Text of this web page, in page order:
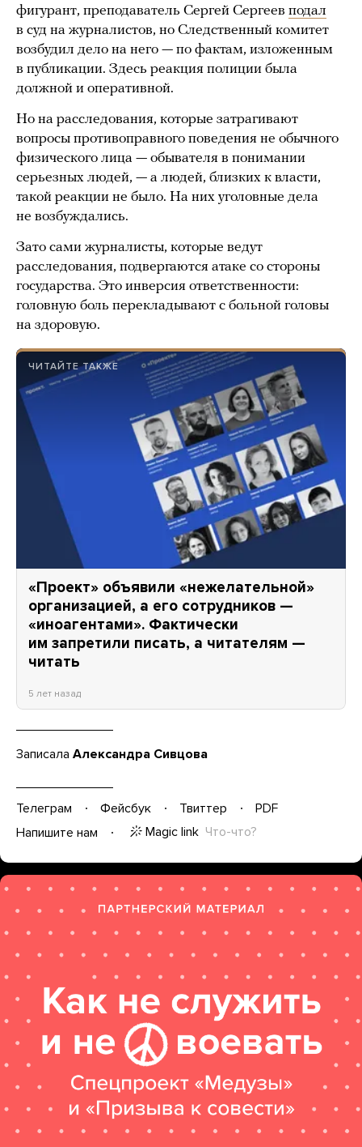
фигурант, преподаватель Сергей Сергеев подал
в суд на журналистов, но Следственный комитет
возбудил дело на него — по фактам, изложенным
в публикации. Здесь реакция полиции была
должной и оперативной.
Но на расследования, которые затрагивают
вопросы противоправного поведения не обычного
физического лица — обывателя в понимании
серьезных людей, — а людей, близких к власти,
такой реакции не было. На них уголовные дела
не возбуждались.
Зато сами журналисты, которые ведут
расследования, подвергаются атаке со стороны
государства. Это инверсия ответственности:
головную боль перекладывают с больной головы
на здоровую.
ЧИТАЙТЕ ТАКЖЕ
«Проект» объявили «нежелательной»
организацией, а его сотрудников —
«иноагентами». Фактически
им запретили писать, а читателям —
читать
5 лет назад
Записала Александра Сивцова
Телеграм Фейсбук Твиттер
PDF
Напишите нам
Magic link Что-что?